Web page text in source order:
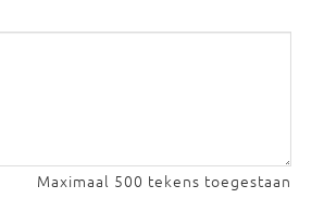
Maximaal 500 tekens toegestaan